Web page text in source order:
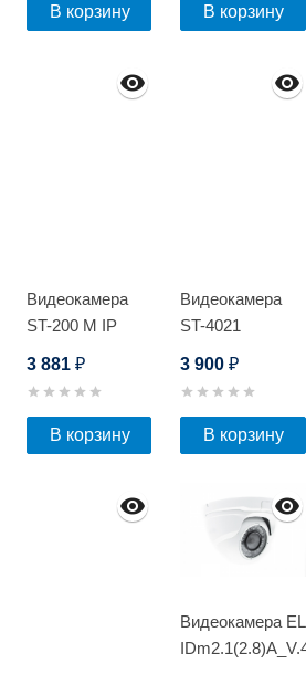
В корзину В корзину
Видеокамера
ST-200 M IP
3 881 ₽
В корзину
Видеокамера
ST-4021
3 900₽
В корзину
Видеокамера EL
IDm2.1(2.8)A_V.4